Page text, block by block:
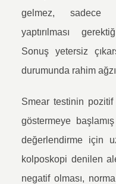
gelmez, sadece
yaptırılması
Sonuş yetersiz
durumunda rahim
Smear testinin
göstermeye
değerlendirme için
kolposkopi denilen
negatif olması,